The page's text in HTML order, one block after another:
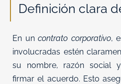
Definición clara
En un contrato corporativo,
involucradas estén
su nombre, razón social
firmar el acuerdo. Esto